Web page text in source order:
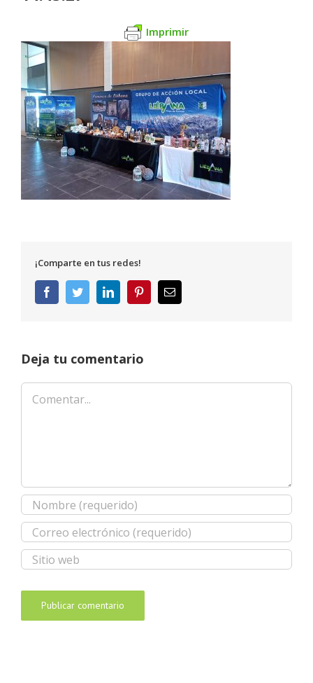
Imprimir
¡Comparte en tus redes!
FacebookTwitterLinkedInPinterestCorreo
electrónico
Deja tu comentario
Comentar